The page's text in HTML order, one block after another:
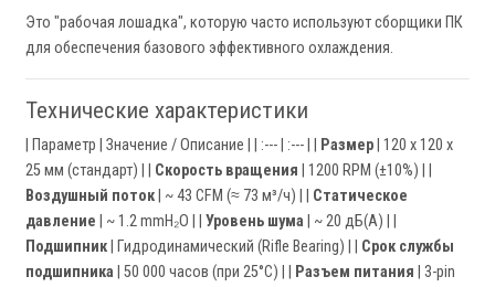
Это "рабочая лошадка", которую часто используют сборщики ПК
для обеспечения базового эффективного охлаждения.
Технические характеристики
| Параметр | Значение / Описание | | :--- | :--- | | Размер | 120 x 120 x
25 мм (стандарт) | | Скорость вращения | 1200 RPM (±10%) | |
Воздушный поток | ~ 43 CFM (≈ 73 м³/ч) | | Статическое
давление | ~ 1.2 mmH₂O | | Уровень шума | ~ 20 дБ(А) | |
Подшипник | Гидродинамический (Rifle Bearing) | | Срок службы
подшипника | 50 000 часов (при 25°C) | | Разъем питания | 3-pin